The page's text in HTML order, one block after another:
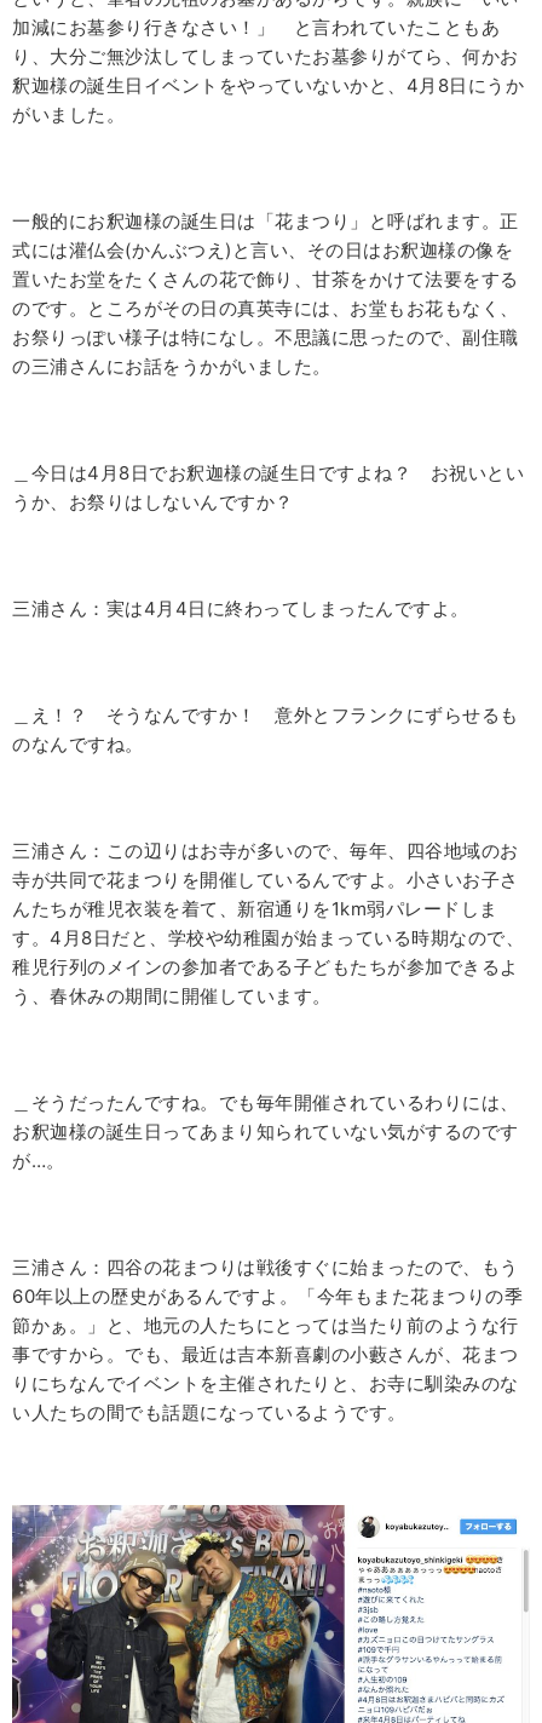
加減にお墓参り行きなさい！」 と言われていたこともあ
り、大分ご無沙汰してしまっていたお墓参りがてら、何かお
釈迦様の誕生日イベントをやっていないかと、 4月 8日にうか
がいました。
一般的にお釈迦様の誕生日は「花まつり」と呼ばれます。正
式には灌仏会(かんぶつえ ) と言い、その日はお釈迦様の像を
置いたお堂をたくさんの花で飾り、甘茶をかけて法要をする
のです。ところがその日の真英寺には、お堂もお花もなく、
お祭りっぽい様子は特になし。不思議に思ったので、副住職
の三浦さんにお話をうかがいました。
＿今日は4 月 8日でお釈迦様の誕生日ですよね？ お祝いとい
うか、お祭りはしないんですか？
三浦さん：実は4月 4日に終わってしまったんですよ。
＿え！？ そうなんですか！ 意外とフランクにずらせるも
のなんですね。
三浦さん：この辺りはお寺が多いので、毎年、四谷地域のお
寺が共同で花まつりを開催しているんですよ。小さいお子さ
んたちが稚児衣装を着て、新宿通りを1km弱パレードしま
す。 4 月 8日だと、学校や幼稚園が始まっている時期なので、
稚児行列のメインの参加者である子どもたちが参加できるよ
う、春休みの期間に開催しています。
＿そうだったんですね。でも毎年開催されているわりには、
お釈迦様の誕生日ってあまり知られていない気がするのです
が…。
三浦さん：四谷の花まつりは戦後すぐに始まったので、もう
60年以上の歴史があるんですよ。「今年もまた花まつりの季
節かぁ。」と、地元の人たちにとっては当たり前のような行
事ですから。でも、最近は吉本新喜劇の小藪さんが、花まつ
りにちなんでイベントを主催されたりと、お寺に馴染みのな
い人たちの間でも話題になっているようです。